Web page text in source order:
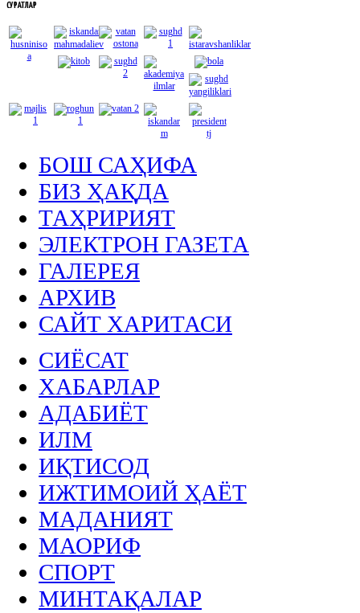
СУРАТЛАР
БОШ САҲИФА
БИЗ ҲАҚДА
ТАҲРИРИЯТ
ЭЛЕКТРОН ГАЗЕТА
ГАЛЕРЕЯ
АРХИВ
САЙТ ХАРИТАСИ
СИЁСАТ
ХАБАРЛАР
АДАБИЁТ
ИЛМ
ИҚТИСОД
ИЖТИМОИЙ ҲАЁТ
МАДАНИЯТ
МАОРИФ
СПОРТ
МИНТАҚАЛАР